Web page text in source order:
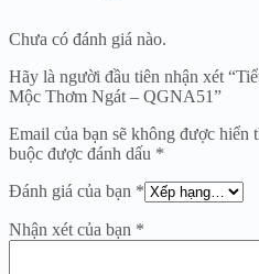
Chưa có đánh giá nào.
Hãy là người đầu tiên nhận xét
Mộc Thơm Ngát – QGNA51”
Email của bạn sẽ không được hiển
buộc được đánh dấu *
Đánh giá của bạn *
Nhận xét của bạn *